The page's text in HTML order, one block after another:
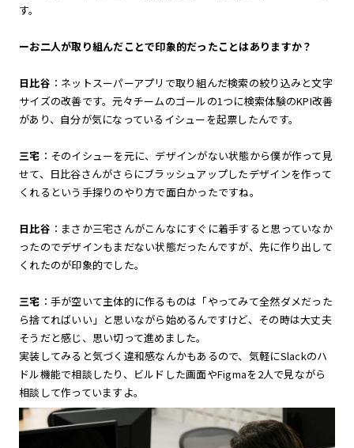
す。
ーお二人が取り組んだことで印象的だったことはありますか？
日比谷 ：ネットスーパーアプリで取り組んだ検索の絞り込みと文字
サイズの改善です。元々チームのゴールの1つに検索体験のKPI改善
があり、自分が気になっているイシューを起票したんです。
三宅 ：そのイシューを元に、デザインがない状態から僕が作って見
せて、日比谷さんがさらにブラッシュアップしたデザインを作って
くれるという手探りのやり方で面白かったですね。
日比谷 ：まさか三宅さんがこんなにすぐに着手すると思っていなか
ったのでデザインもまだない状態だったんですが、先に作り出して
くれたのが印象的でした。
三宅 ：手が空いて主体的に作るものは「やってみて全然ダメだった
ら捨てればいい」と思いながら始めるんですけど、その時は大丈夫
そうだと感じ、思い切って進めました。
実装してみると気づく違和感なんかもあるので、気軽にSlackのハ
ドル機能で相談したり、ビルドした画面やFigmaを2人で見ながら
相談して作っていますよ。